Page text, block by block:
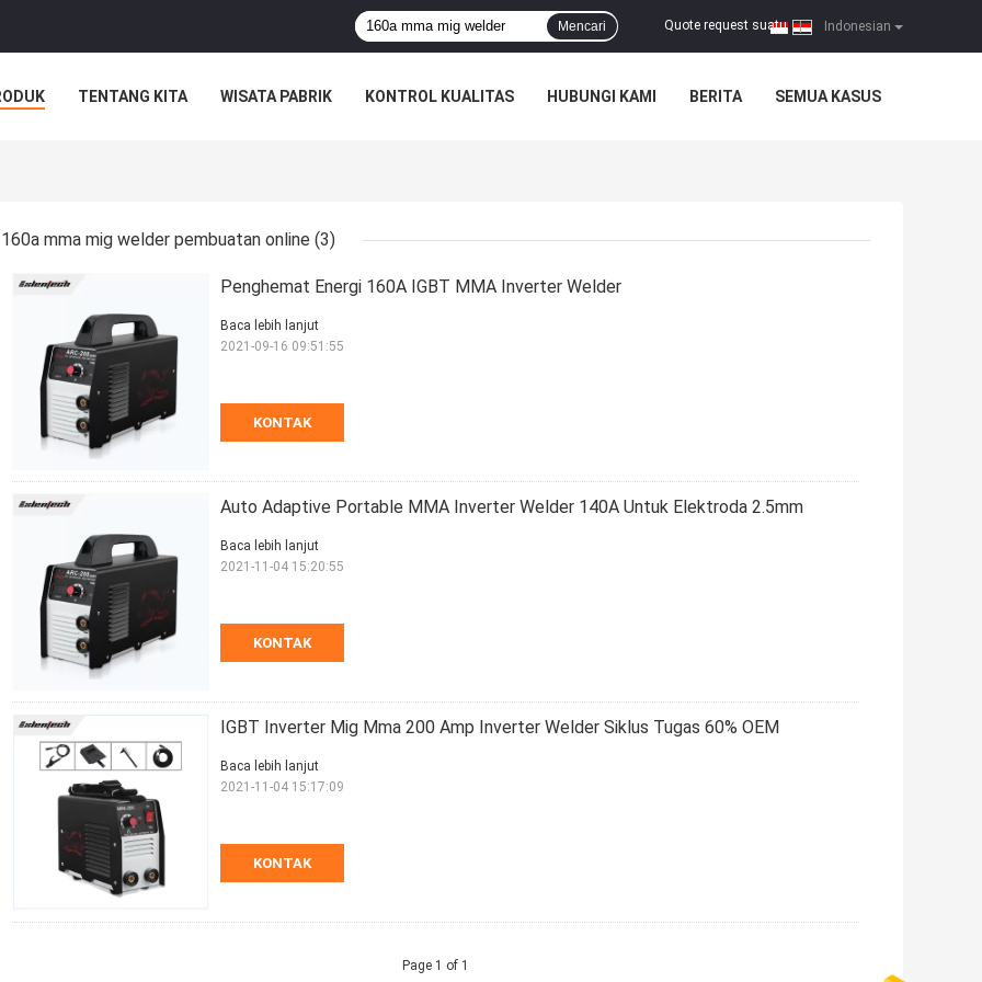
Indonesian
Quote request suatu |
Mencari
TENTANG KITA WISATA PABRIK KONTROL KUALITAS HUBUNGI KAMI BERITA SEMUA KASUS
160a mma mig welder pembuatan online (3)
Penghemat Energi 160A IGBT MMA Inverter Welder
KONTAK
Baca lebih lanjut
2021-09-16 09:51:55
Auto Adaptive Portable MMA Inverter Welder 140A Untuk Elektroda 2.5mm
KONTAK
Baca lebih lanjut
2021-11-04 15:20:55
IGBT Inverter Mig Mma 200 Amp Inverter Welder Siklus Tugas 60% OEM
KONTAK
Baca lebih lanjut
2021-11-04 15:17:09
Page 1 of 1